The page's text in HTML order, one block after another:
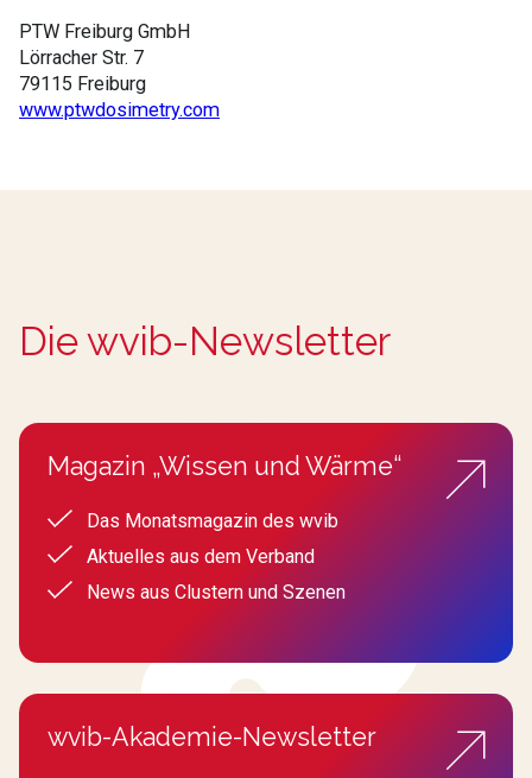
PTW Freiburg GmbH
Lörracher Str. 7
79115 Freiburg
www.ptwdosimetry.com
Die wvib-Newsletter
Magazin „Wissen und Wärme“
Das Monatsmagazin des wvib
Aktuelles aus dem Verband
News aus Clustern und Szenen
wvib-Akademie-Newsletter